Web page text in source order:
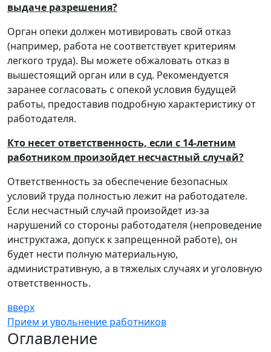
выдаче разрешения?
Орган опеки должен мотивировать свой отказ
(например, работа не соответствует критериям
легкого труда). Вы можете обжаловать отказ в
вышестоящий орган или в суд. Рекомендуется
заранее согласовать с опекой условия будущей
работы, предоставив подробную характеристику от
работодателя.
Кто несет ответственность, если с 14-летним
работником произойдет несчастный случай?
Ответственность за обеспечение безопасных
условий труда полностью лежит на работодателе.
Если несчастный случай произойдет из-за
нарушений со стороны работодателя (непроведение
инструктажа, допуск к запрещенной работе), он
будет нести полную материальную,
административную, а в тяжелых случаях и уголовную
ответственность.
вверх
Прием и увольнение работников
Оглавление